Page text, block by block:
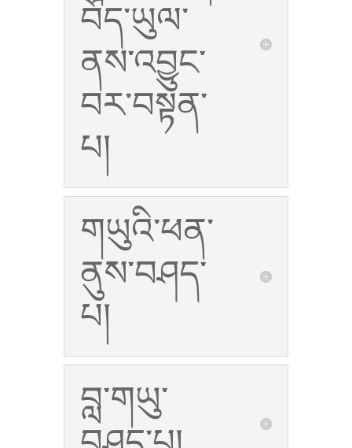
བོད་ཡུལ་
ནས་འབྱུང་
བར་བསྟན་
པ།
གཡུའི་ཕན་
ནུས་བཤད་
པ།
བླ་གཡུ་